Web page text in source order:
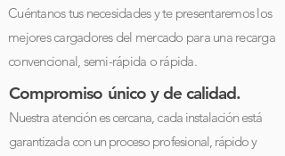
Cuéntanos tus necesidades y te presentaremoslos
mejores cargadores del mercado para una recarga
convencional, semi-rápida o rápida.
Compromiso único y de calidad.
Nuestra atención es cercana, cada instalación está
garantizada con un proceso profesional, rápido y